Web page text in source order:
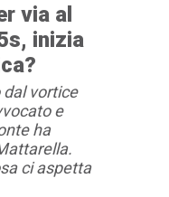
via al
inizia
vortice
e
ha
ci aspetta